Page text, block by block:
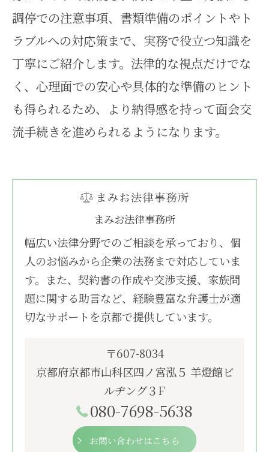
調停での注意事項、書類準備のポイントやト
ラブルへの対応策まで、実務で役立つ知識を
丁寧にご紹介します。法律的な視点だけでな
く、心理面での安心や具体的な準備のヒント
も得られるため、より納得感を持って面会交
流手続きを進められるようになります。
まみお法律事務所
幅広い法律分野でのご相談を承っており、個
人のお悩みから企業の法務まで対応していま
す。また、契約書の作成や交渉支援、家族問
題に関する助言など、経験豊富な弁護士が適
切なサポートを京都で提供しています。
〒607-8034
京都府京都市山科区四ノ宮泓５ 羊燈館ビ
ルヂング３F
080-7698-5638
お問い合わせはこちら